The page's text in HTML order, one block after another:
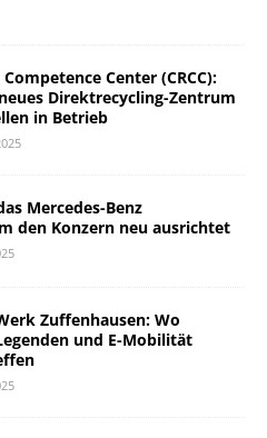
Center (CRCC):
Direktrecycling-Zentrum
in Betrieb
Mercedes-Benz
den Konzern neu ausrichtet
Zuffenhausen: Wo
und E-Mobilität